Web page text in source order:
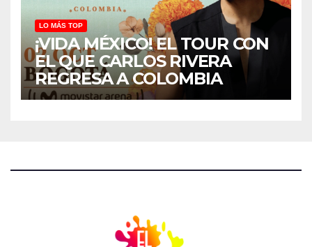
LO MÁS TOP
¡VIDA MÉXICO! EL TOUR CON
EL QUE CARLOS RIVERA
REGRESA A COLOMBIA